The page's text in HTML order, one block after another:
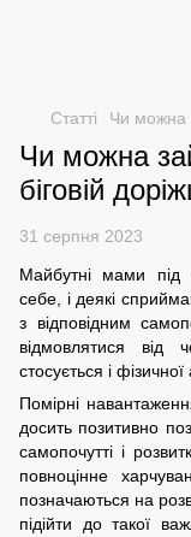
Статті Чи можна
Чи можна
біговій
31 серпня 2023
Майбутні мами під
себе, і деякі
з відповідним
відмовлятися від
стосується і фізичної
Помірні
досить позитивно
самопочутті і
повноцінне
позначаються на
підійти до такої